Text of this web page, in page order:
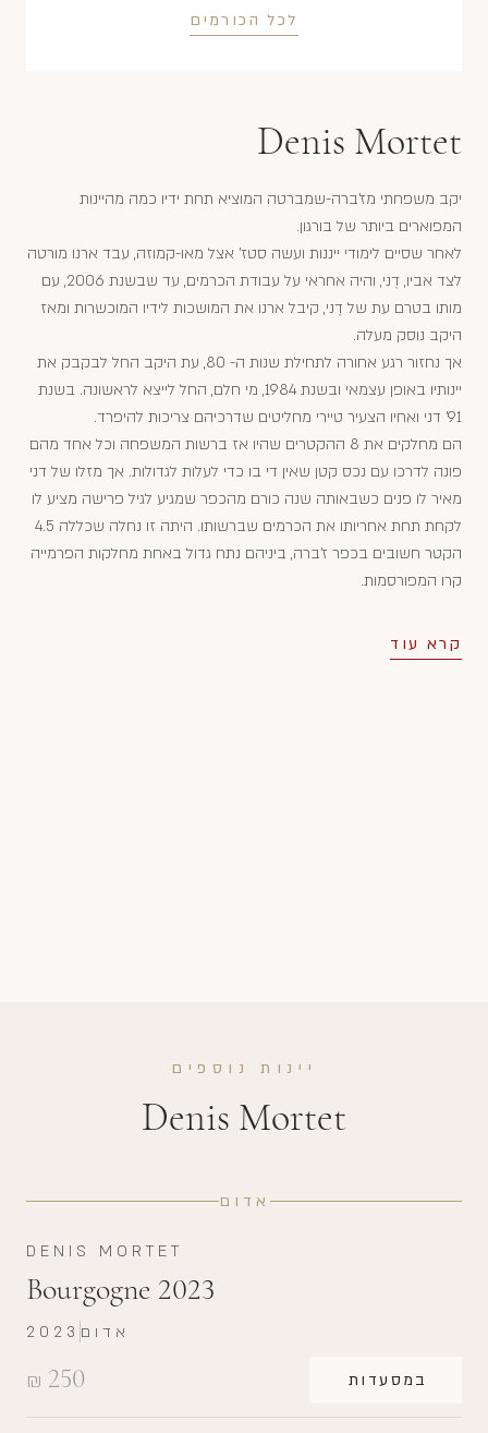
לכל הכורמים
Denis Mortet
יקב משפחתי מז'ברה-שמברטה המוציא תחת ידיו כמה מהיינות
המפוארים ביותר של בורגון.
לאחר שסיים לימודי ייננות ועשה סטז' אצל מאו-קמוזה, עבד ארנו מורטה
לצד אביו, דֶני, והיה אחראי על עבודת הכרמים, עד שבשנת 2006, עם
מותו בטרם עת של דֶני, קיבל ארנו את המושכות לידיו המוכשרות ומאז
היקב נוסק מעלה.
אך נחזור רגע אחורה לתחילת שנות ה- 80, עת היקב החל לבקבק את
יינותיו באופן עצמאי ובשנת 1984, מי חלם, החל לייצא לראשונה. בשנת
91' דני ואחיו הצעיר טיירי מחליטים שדרכיהם צריכות להיפרד.
הם מחלקים את 8 ההקטרים שהיו אז ברשות המשפחה וכל אחד מהם
פונה לדרכו עם נכס קטן שאין די בו כדי לעלות לגדולות. אך מזלו של דני
מאיר לו פנים כשבאותה שנה כורם מהכפר שמגיע לגיל פרישה מציע לו
לקחת תחת אחריותו את הכרמים שברשותו. היתה זו נחלה שכללה 4.5
הקטר חשובים בכפר ז'ברה, ביניהם נתח גדול באחת מחלקות הפרמייה
קרו המפורסמות.
קרא עוד
יינות נוספים
Denis Mortet
אדום
DENIS MORTET
Bourgogne 2023
₪ 250 במסעדות
2023 אדום